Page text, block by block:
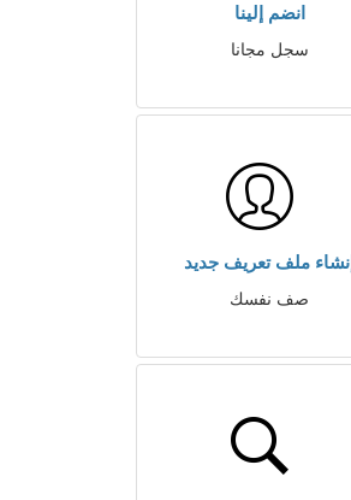
انضم إلينا
سجل مجانا
إنشاء ملف تعريف جديد
صف نفسك